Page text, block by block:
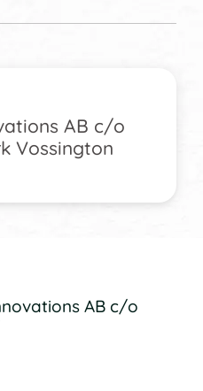
AB c/o
Vossington
AB c/o